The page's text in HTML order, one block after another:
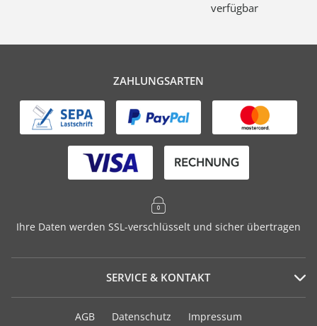
verfügbar
ZAHLUNGSARTEN
Ihre Daten werden SSL-verschlüsselt und sicher übertragen
SERVICE & KONTAKT
Serviceportal
AGB Datenschutz Impressum